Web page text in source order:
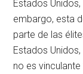
Estados
embargo, esta
parte de las
Estados
no es